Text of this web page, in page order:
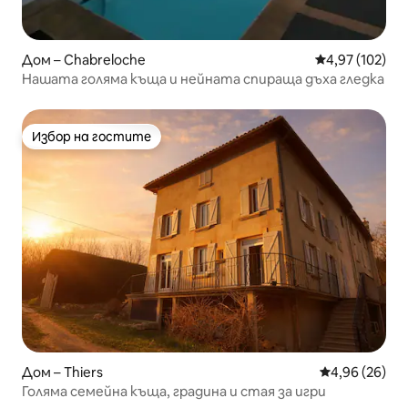
Дом – Chabreloche Средна
4,97 (102)
Нашата голяма къща и нейната спираща дъха гледка
Избор на гостите
Избор на гостите
Дом – Thiers Средна
4,96 (26)
Голяма семейна къща, градина и стая за игри